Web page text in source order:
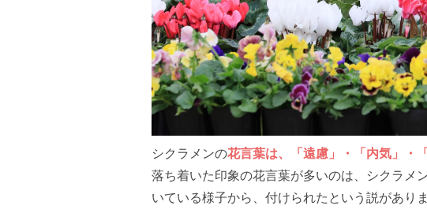
シクラメンの花言葉は、「遠慮」・「内気」・
落ち着いた印象の花言葉が多いのは、シクラメ
いている様子から、付けられたという説がありま